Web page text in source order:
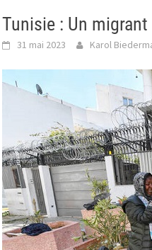
Tunisie : Un
31 mai 2023 Karol